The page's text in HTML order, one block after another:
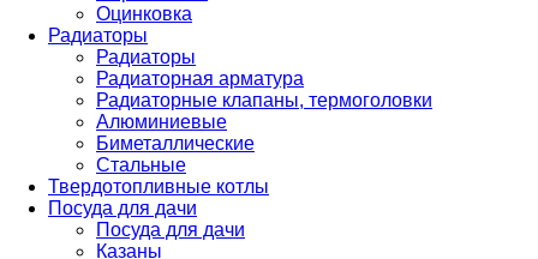
Оцинковка
Радиаторы
Радиаторы
Радиаторная арматура
Радиаторные клапаны, термоголовки
Алюминиевые
Биметаллические
Стальные
Твердотопливные котлы
Посуда для дачи
Посуда для дачи
Казаны